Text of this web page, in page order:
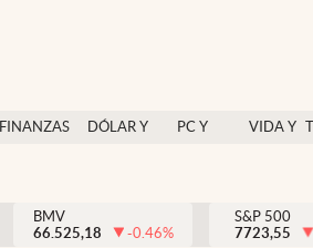
FINANZAS
DÓLAR Y
PC Y
VIDA Y
México
BMV
66.525,18
-0.46%
S&P 500
7723,55